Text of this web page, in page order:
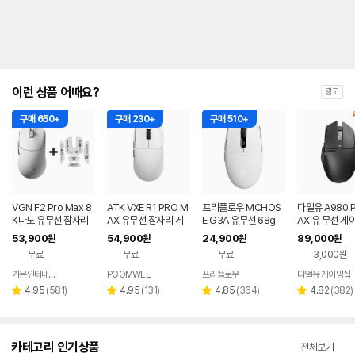
이런 상품 어때요? 광고
구매 650+
VGN F2 Pro Max 8
K나노 유무선 잠자리
게이밍 마우스 화이트
53,900원
무료
페이
가온인터내셔날
별 4.95 리
(581)
구매 230+
ATK VXE R1 PRO M
AX 유무선 잠자리 게
이밍 마우스 화이트
54,900원
무료
POOMWEE
별 4.95 리
(131)
구매 510+
프리플로우 MCHOS
E G3A 유무선 68g
게이밍 마우스 화이트
24,900원
무료
프리플로우
별 4.85 리
(364)
다얼유 A980
AX 유 무선 게
우스 4K 8K
89,000원
3,000원
다얼유 게이밍샵
별 4.82 리
(382)
카테고리 인기상품 전체보기